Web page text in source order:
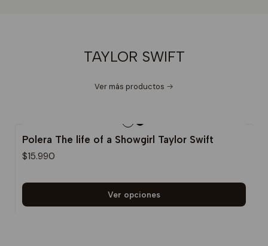
TAYLOR SWIFT
Ver más productos
Polera The life of a Showgirl Taylor Swift
$15.990
Ver opciones